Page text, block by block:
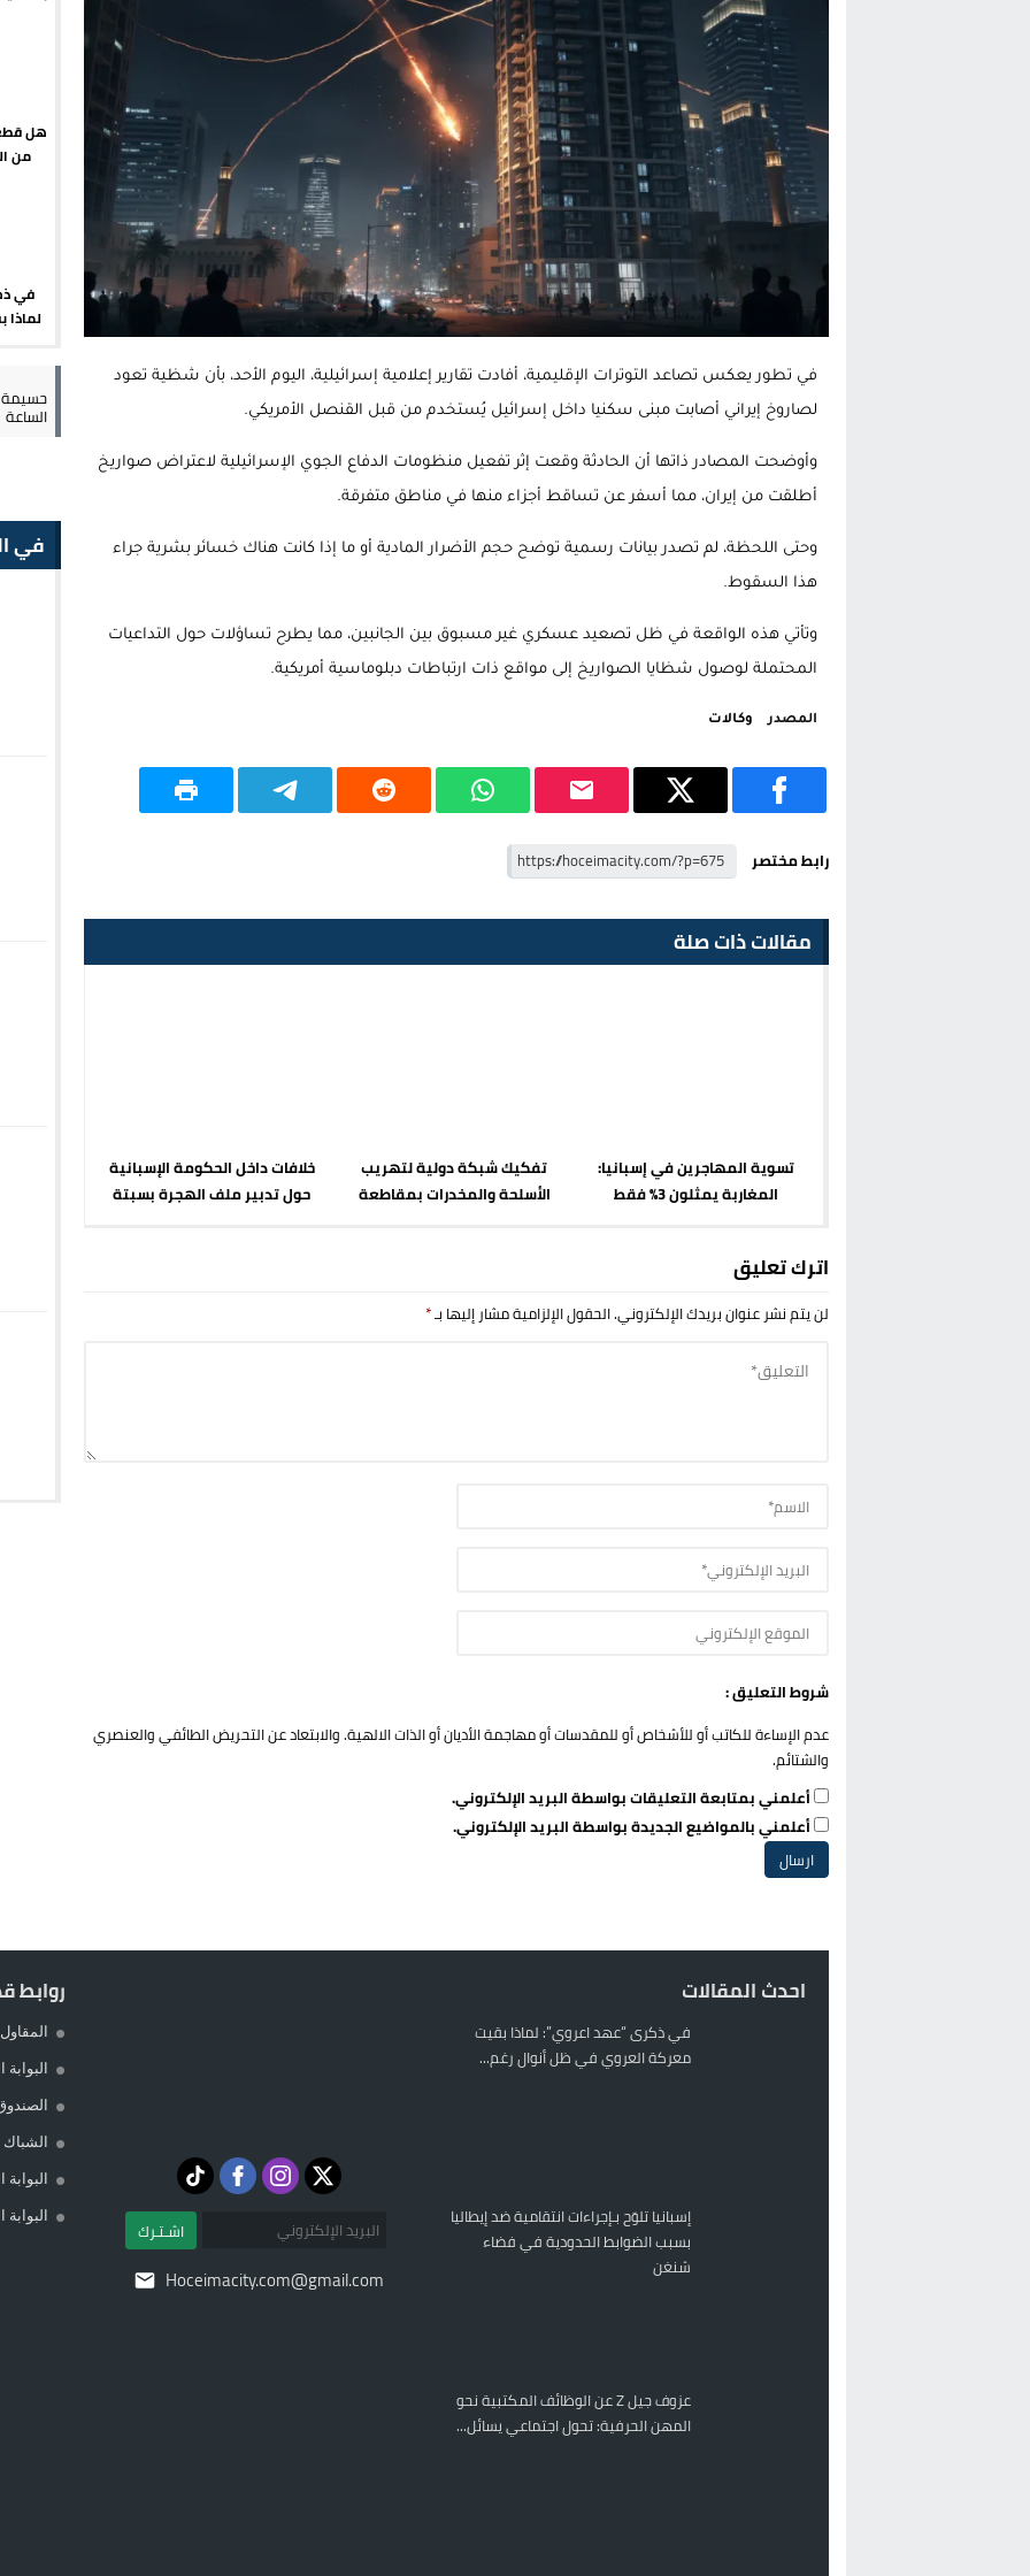
تغيير تاريخي بحزب الاستقلال بالحسيمة: محمد الحموداني يبدأ مرحلة ما بعد مضيان
اتفاق وشيك بين واشنطن وطهران لفتح مضيق هرمز يدفع أسعار النفط للتراجع
الحكومة الإسبانية تعلن عن ميزانية استثنائية بقيمة 25 مليون يورو لرعاية القاصرين في سبتة
قطاع نقل البضائع بالمغرب يلوح بإضراب وطني جراء ارتفاع أسعار الوقود
في تطور يعكس تصاعد التوترات الإقليمية، أفادت تقارير إعلامية إسرائيلية، اليوم الأحد، بأن شظية تعود
لصاروخ إيراني أصابت مبنى سكنيا داخل إسرائيل يُستخدم من قبل القنصل الأمريكي.
وأوضحت المصادر ذاتها أن الحادثة وقعت إثر تفعيل منظومات الدفاع الجوي الإسرائيلية لاعتراض صواريخ
أطلقت من إيران، مما أسفر عن تساقط أجزاء منها في مناطق متفرقة.
وحتى اللحظة، لم تصدر بيانات رسمية توضح حجم الأضرار المادية أو ما إذا كانت هناك خسائر بشرية جراء
هذا السقوط.
وتأتي هذه الواقعة في ظل تصعيد عسكري غير مسبوق بين الجانبين، مما يطرح تساؤلات حول التداعيات
المحتملة لوصول شظايا الصواريخ إلى مواقع ذات ارتباطات دبلوماسية أمريكية.
المصدر وكالات
رابط مختصر
مقالات ذات صلة
تسوية المهاجرين في إسبانيا:
المغاربة يمثلون 3% فقط
تفكيك شبكة دولية لتهريب
الأسلحة والمخدرات بمقاطعة
خلافات داخل الحكومة الإسبانية
حول تدبير ملف الهجرة بسبتة
اترك تعليق
لن يتم نشر عنوان بريدك الإلكتروني.الحقول الإلزامية مشار إليها بـ*
شروط التعليق :
عدم الإساءة للكاتب أو للأشخاص أو للمقدسات أو مهاجمة الأديان أو الذات الالهية. والابتعاد عن التحريض الطائفي والعنصري
والشتائم.
أعلمني بمتابعة التعليقات بواسطة البريد الإلكتروني.
أعلمني بالمواضيع الجديدة بواسطة البريد الإلكتروني.
هل
من
في
حسيمة
الساعة
في
احدث المقالات
في ذكرى “عهد اعروي”: لماذا بقيت
معركة العروي في ظل أنوال رغم...
إسبانيا تلوّح بـإجراءات انتقامية ضد إيطاليا
بسبب الضوابط الحدودية في فضاء
شنغن
عزوف جيل Z عن الوظائف المكتبية نحو
المهن الحرفية: تحول اجتماعي يسائل...
اشـتـرك
Hoceimacity.com@gmail.com
روابط
الشباك